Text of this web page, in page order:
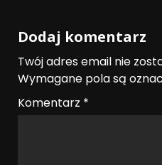
Dodaj komentarz
Twój adres email nie
Wymagane pola są
Komentarz *